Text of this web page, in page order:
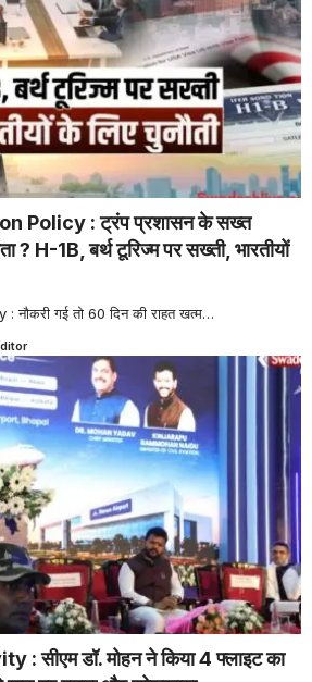
Policy : ट्रंप प्रशासन के सख्त
? H-1B, बर्थ टूरिज्म पर सख्ती, भारतीयों
गई तो 60 दिन की राहत खत्म…
सीएम डॉ. मोहन ने किया 4 फ्लाइट का